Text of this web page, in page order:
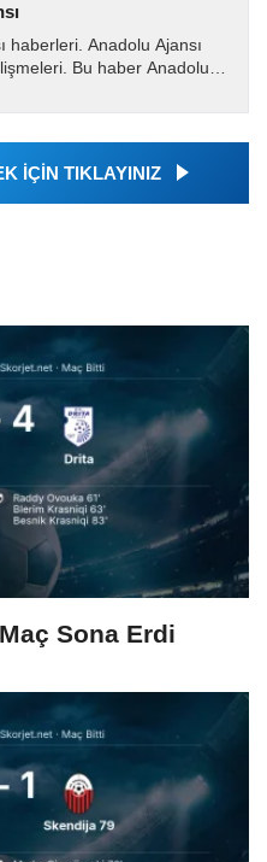
haberleri. Anadolu Ajansı
Bu haber Anadolu
İÇİN TIKLAYINIZ
Sona Erdi